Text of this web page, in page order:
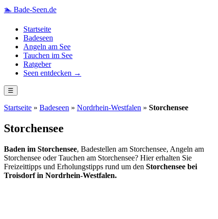
🏊 Bade-Seen.de
Startseite
Badeseen
Angeln am See
Tauchen im See
Ratgeber
Seen entdecken →
☰
Startseite » Badeseen » Nordrhein-Westfalen » Storchensee
Storchensee
Baden im Storchensee, Badestellen am Storchensee, Angeln am
Storchensee oder Tauchen am Storchensee? Hier erhalten Sie
Freizeittipps und Erholungstipps rund um den Storchensee bei
Troisdorf in Nordrhein-Westfalen.